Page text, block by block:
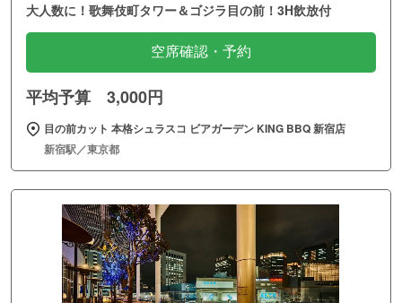
大人数に！歌舞伎町タワー＆ゴジラ目の前！3H飲放付
空席確認・予約
平均予算 3,000円
目の前カット 本格シュラスコ ビアガーデン KING BBQ 新宿店
新宿駅／東京都